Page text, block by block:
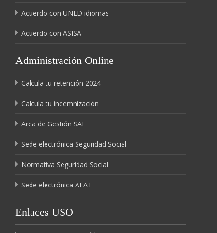
Acuerdo con UNED idiomas
Acuerdo con ASISA
Administración Online
Calcula tu retención 2024
Calcula tu indemnización
Area de Gestión SAE
Sede electrónica Seguridad Social
Normativa Seguridad Social
Sede electrónica AEAT
Enlaces USO